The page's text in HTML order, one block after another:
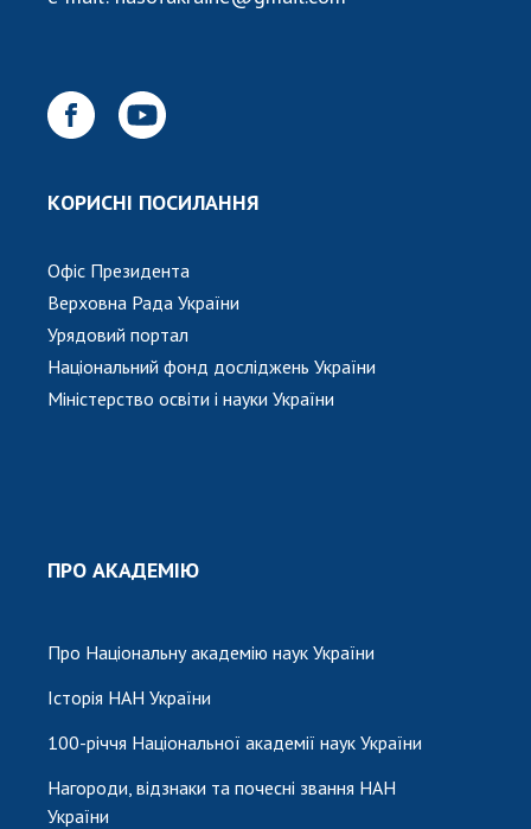
КОРИСНІ ПОСИЛАННЯ
Офіс Президента
Верховна Рада України
Урядовий портал
Національний фонд досліджень України
Міністерство освіти і науки України
ПРО АКАДЕМІЮ
Про Національну академію наук України
Історія НАН України
100-річчя Національної академії наук України
Нагороди, відзнаки та почесні звання НАН
України